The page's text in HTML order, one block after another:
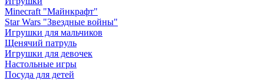
Minecraft "Майнкрафт"
Star Wars "Звездные войны"
Игрушки для мальчиков
Щенячий патруль
Игрушки для девочек
Настольные игры
Посуда для детей